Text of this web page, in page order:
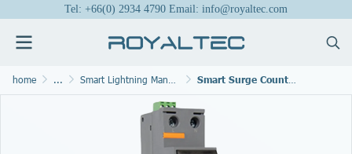
Tel: +66(0) 2934 4790 Email: info@royaltec.com
home ... Smart Lightning Management System Smart Surge Counter